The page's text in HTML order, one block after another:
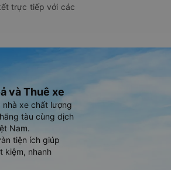
trực tiếp với các
và Thuê xe
xe chất lượng
tàu cùng dịch
Nam.
tiện ích giúp
kiệm, nhanh